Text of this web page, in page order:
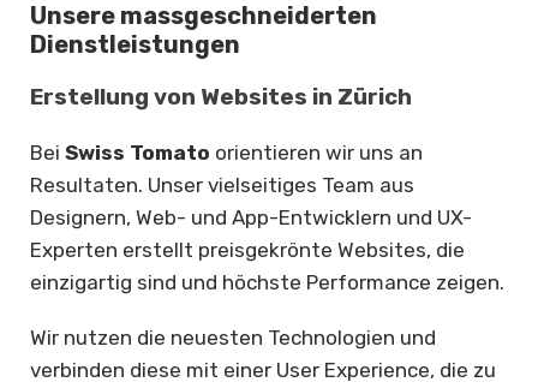
Unsere massgeschneiderten
Dienstleistungen
Erstellung von Websites in Zürich
Bei Swiss Tomato orientieren wir uns an
Resultaten. Unser vielseitiges Team aus
Designern, Web- und App-Entwicklern und UX-
Experten erstellt preisgekrönte Websites, die
einzigartig sind und höchste Performance zeigen.
Wir nutzen die neuesten Technologien und
verbinden diese mit einer User Experience, die zu